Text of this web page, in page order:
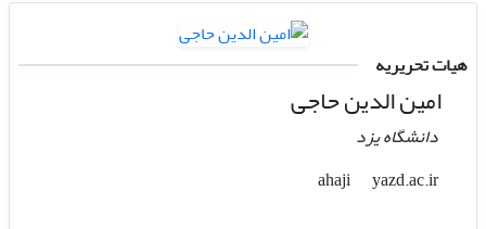
هیات تحریریه
امین الدین حاجی
دانشگاه یزد
ahaji
yazd.ac.ir